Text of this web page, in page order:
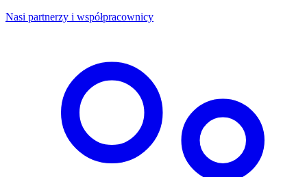
Nasi partnerzy i współpracownicy